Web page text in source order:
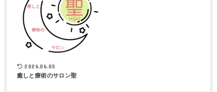
2026.06.05
癒しと療術のサロン聖